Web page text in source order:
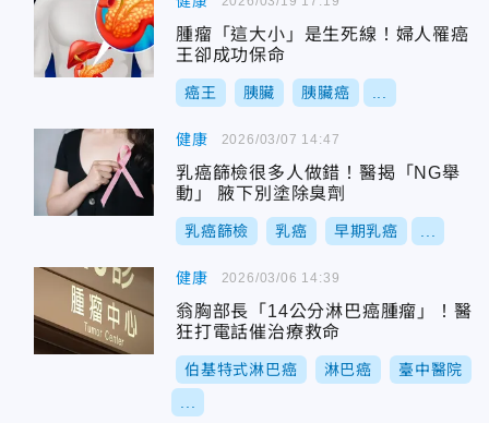
腫瘤「這大小」是生死線！婦人罹癌
王卻成功保命
癌王 胰臟 胰臟癌
健康
乳癌篩檢很多人做錯！醫揭「NG舉
動」 腋下別塗除臭劑
乳癌篩檢 乳癌 早期乳癌
2026/03/07 14:47
健康
翁胸部長「14公分淋巴癌腫瘤」！醫
狂打電話催治療救命
伯基特式淋巴癌 淋巴癌 臺中醫院
2026/03/06 14:39